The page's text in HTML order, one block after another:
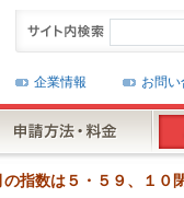
企業情報
お問
指数は５・５９、１０